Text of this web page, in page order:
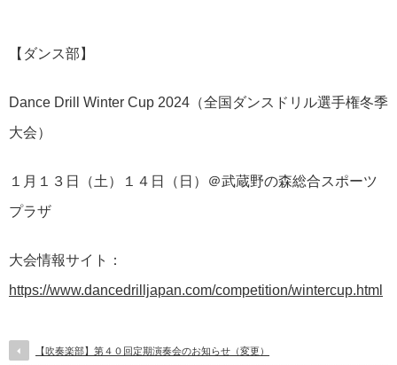
【ダンス部】
Dance Drill Winter Cup 2024（全国ダンスドリル選手権冬季
大会）
１月１３日（土）１４日（日）＠武蔵野の森総合スポーツ
プラザ
大会情報サイト：
https://www.dancedrilljapan.com/competition/wintercup.html
【吹奏楽部】第４０回定期演奏会のお知らせ（変更）